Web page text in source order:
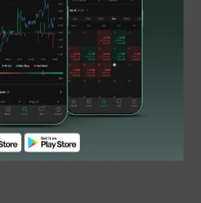
setidaknya 50
pertemuan berikutnya,
mendukungnya," kata
Business Times, Senin